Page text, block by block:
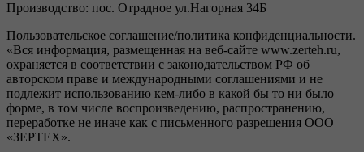
Производство: пос. Отрадное ул.Нагорная 34Б
Пользовательское соглашение/политика конфиденциальности.
«Вся информация, размещенная на веб-сайте www.zerteh.ru,
охраняется в соответствии с законодательством РФ об
авторском праве и международными соглашениями и не
подлежит использованию кем-либо в какой бы то ни было
форме, в том числе воспроизведению, распространению,
переработке не иначе как с письменного разрешения ООО
«ЗЕРТЕХ».